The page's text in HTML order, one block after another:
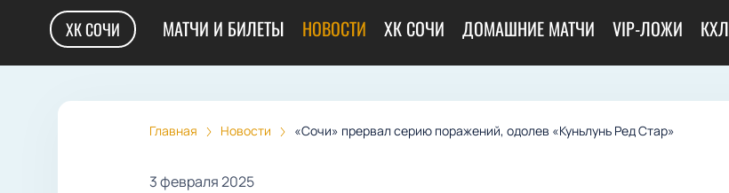
ХК СОЧИ МАТЧИ И БИЛЕТЫ НОВОСТИ ХК СОЧИ ДОМАШНИЕ МАТЧИ VIP-ЛОЖИ КХЛ
Главная Новости «Сочи» прервал серию поражений, одолев «Куньлунь Ред Стар»
3 февраля 2025